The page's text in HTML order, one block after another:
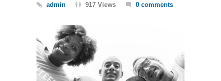
admin
917 Views 0 comments